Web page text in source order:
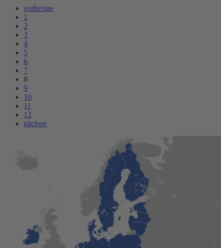
vorherige
1
2
3
4
5
6
7
8
9
10
11
12
nächste